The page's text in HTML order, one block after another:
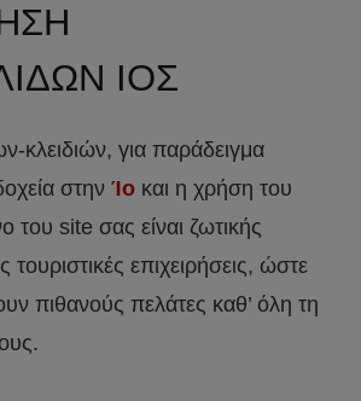
ΙΟΣ
κλειδιών, για παράδειγμα
στην Ίο και η χρήση του
του site σας είναι ζωτικής
τουριστικές επιχειρήσεις, ώστε
πιθανούς πελάτες καθ’ όλη τη